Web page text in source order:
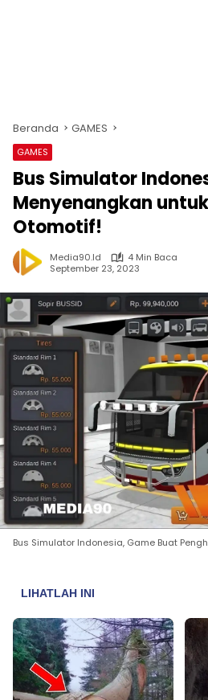
Beranda GAMES
GAMES
Bus Simulator
Menyenangkan
Otomotif!
Media90.id
4 Min Baca
September 23, 2023
Bus Simulator Indonesia, Game Buat